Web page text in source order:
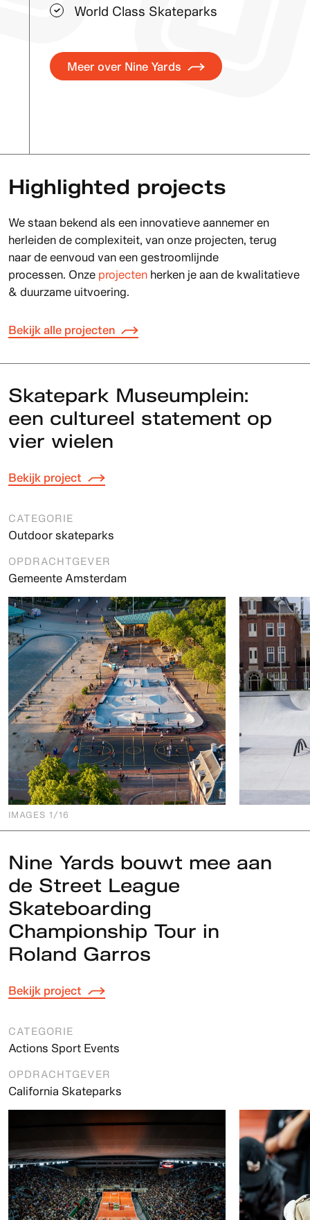
World Class Skateparks
Meer over Nine Yards
Highlighted projects
We staan bekend als een innovatieve aannemer en
herleiden de complexiteit, van onze projecten, terug
naar de eenvoud van een gestroomlijnde
processen. Onze projecten herken je aan de kwalitatieve
& duurzame uitvoering.
Bekijk alle projecten
Skatepark Museumplein:
een cultureel statement op
vier wielen
Bekijk project
CATEGORIE
Outdoor skateparks
OPDRACHTGEVER
Gemeente Amsterdam
IMAGES 1 /16
Nine Yards bouwt mee aan
de Street League
Skateboarding
Championship Tour in
Roland Garros
Bekijk project
CATEGORIE
Actions Sport Events
OPDRACHTGEVER
California Skateparks